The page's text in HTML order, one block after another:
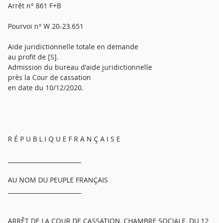
Arrêt n° 861 F+B
Pourvoi n° W 20-23.651
Aide juridictionnelle totale en demande
au profit de [S].
Admission du bureau d'aide juridictionnelle
près la Cour de cassation
en date du 10/12/2020.
R É P U B L I Q U E F R A N Ç A I S E
AU NOM DU PEUPLE FRANÇAIS
ARRÊT DE LA COUR DE CASSATION, CHAMBRE SOCIALE, DU 12